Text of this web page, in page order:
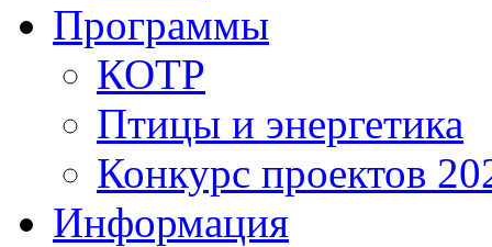
Программы
КОТР
Птицы и энергетика
Конкурс проектов
Информация